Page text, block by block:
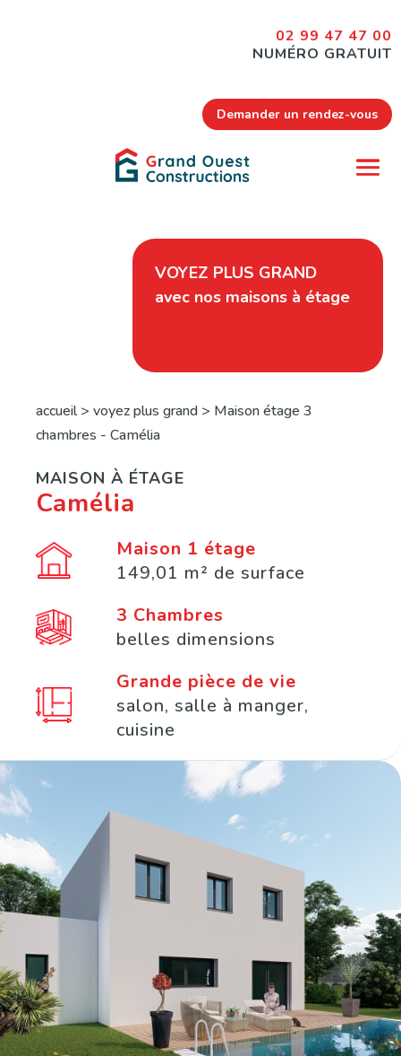
02 99 47 47 00
NUMÉRO GRATUIT
Demander un rendez-vous
VOYEZ PLUS GRAND
avec nos maisons à étage
accueil> voyez plus grand > Maison étage 3
chambres - Camélia
MAISON À ÉTAGE
Camélia
Maison 1 étage
149,01 m² de surface
3 Chambres
belles dimensions
Grande pièce de vie
salon, salle à manger,
cuisine